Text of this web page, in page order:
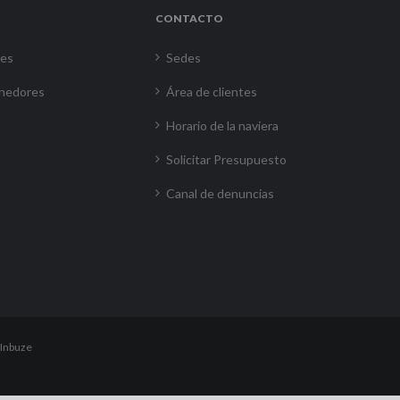
CONTACTO
Sedes
Área de clientes
Horario de la naviera
Solicitar Presupuesto
Canal de denuncias
Inbuze